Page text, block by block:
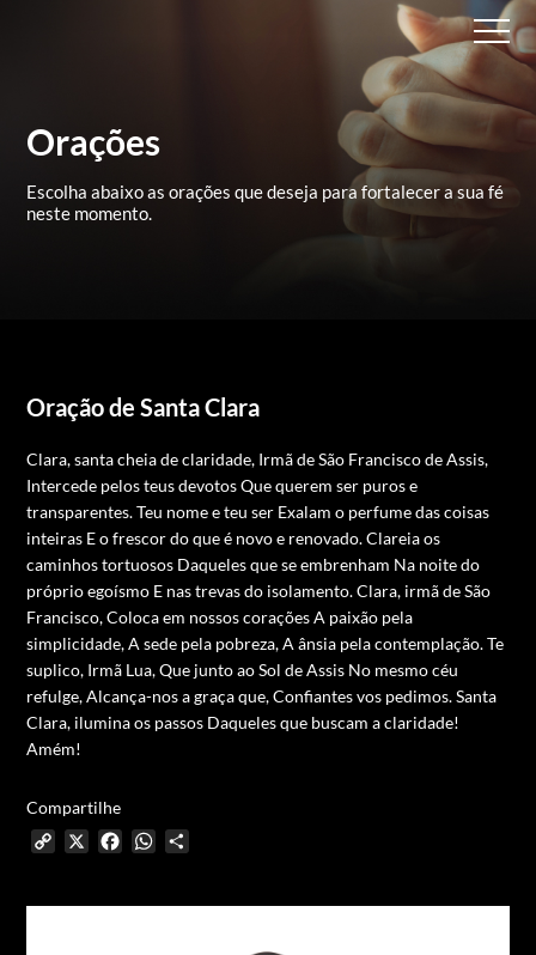
Orações
Escolha abaixo as orações que deseja para fortalecer a sua fé
neste momento.
Oração de Santa Clara
Clara, santa cheia de claridade, Irmã de São Francisco de Assis,
Intercede pelos teus devotosQue querem ser puros e
transparentes.Teu nome e teu ser Exalam o perfume das coisas
inteiras E o frescor do que é novo e renovado.Clareia os
caminhos tortuosos Daqueles que se embrenham Na noite do
próprio egoísmo E nas trevas do isolamento.Clara, irmã de São
Francisco,Coloca em nossos coraçõesA paixão pela
simplicidade,A sede pela pobreza,A ânsia pela contemplação.Te
suplico, Irmã Lua,Que junto ao Sol de Assis No mesmo céu
refulge,Alcança-nos a graça que,Confiantes vos pedimos.Santa
Clara, ilumina os passos Daqueles que buscam a claridade!
Amém!
Compartilhe
Copy X FacebookWhatsApp